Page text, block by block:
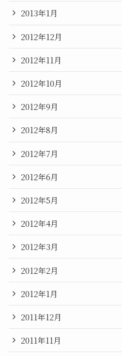
2013年1月
2012年12月
2012年11月
2012年10月
2012年9月
2012年8月
2012年7月
2012年6月
2012年5月
2012年4月
2012年3月
2012年2月
2012年1月
2011年12月
2011年11月